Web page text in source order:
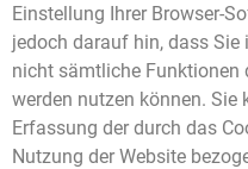
Einstellung Ihrer Browser-
jedoch darauf hin, dass
nicht sämtliche Funktionen
werden nutzen können. Sie
Erfassung der durch das
Nutzung der Website